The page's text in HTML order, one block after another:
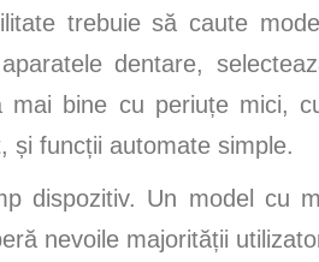
trebuie să caute
dentare,
mai bine cu periuțe mici,
și funcții automate simple.
dispozitiv. Un model cu
nevoile majorității